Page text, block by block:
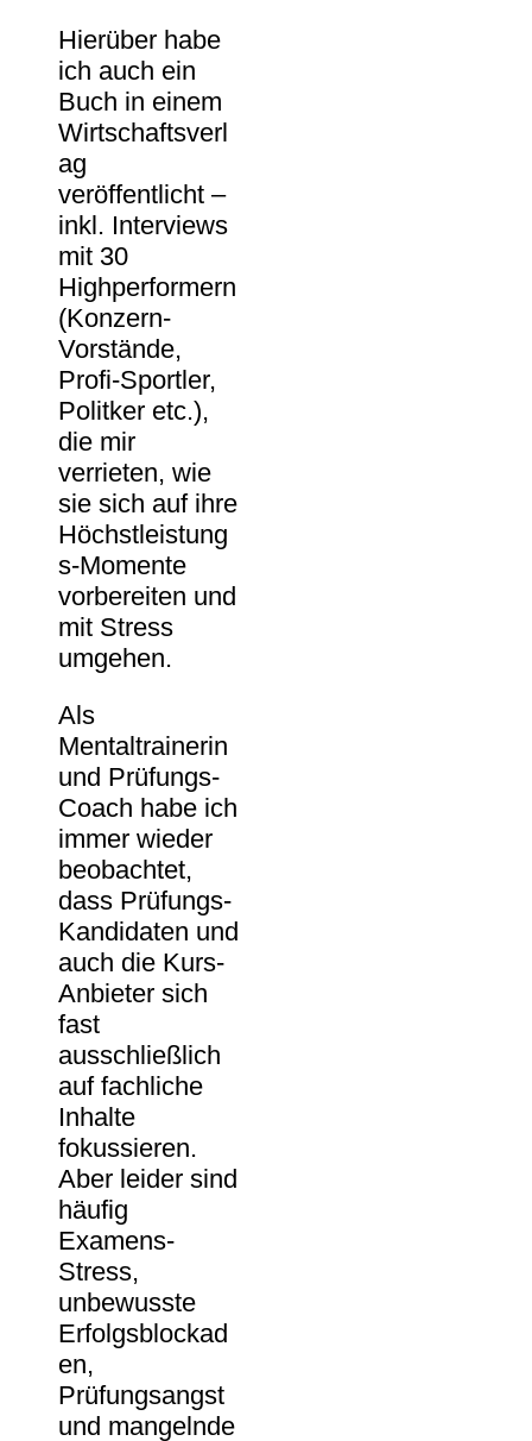
Hierüber habe
ich auch ein
Buch in einem
Wirtschaftsverl
ag
veröffentlicht –
inkl. Interviews
mit 30
Highperformern
(Konzern-
Vorstände,
Profi-Sportler,
Politker etc.),
die mir
verrieten, wie
sie sich auf ihre
Höchstleistung
s-Momente
vorbereiten und
mit Stress
umgehen.
Als
Mentaltrainerin
und Prüfungs-
Coach habe ich
immer wieder
beobachtet,
dass Prüfungs-
Kandidaten und
auch die Kurs-
Anbieter sich
fast
ausschließlich
auf fachliche
Inhalte
fokussieren.
Aber leider sind
häufig
Examens-
Stress,
unbewusste
Erfolgsblockad
en,
Prüfungsangst
und mangelnde